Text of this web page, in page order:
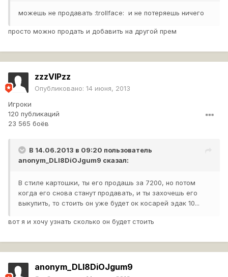
можешь не продавать :trollface: и не потеряешь ничего
просто можно продать и добавить на другой прем
zzzVIPzz
Опубликовано: 14 июня, 2013
Игроки
120 публикаций
23 565 боёв
В 14.06.2013 в 09:20 пользователь
anonym_DLI8DiOJgum9 сказал:
В стиле картошки, ты его продашь за 7200, но потом
когда его снова станут продавать, и ты захочешь его
выкупить, то стоить он уже будет ок косарей эдак 10...
вот я и хочу узнать сколько он будет стоить
anonym_DLI8DiOJgum9